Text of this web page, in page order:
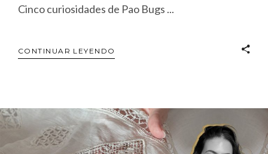
Cinco curiosidades de Pao Bugs
CONTINUAR LEYENDO